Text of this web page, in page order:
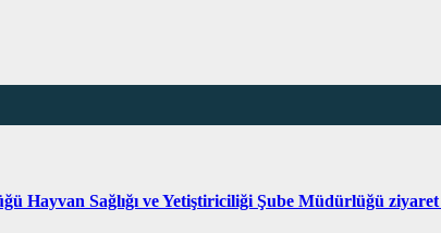
Hayvan Sağlığı ve Yetiştiriciliği Şube Müdürlüğü